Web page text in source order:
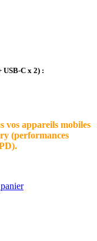
USB-C x 2) :
vos appareils mobiles
(performances